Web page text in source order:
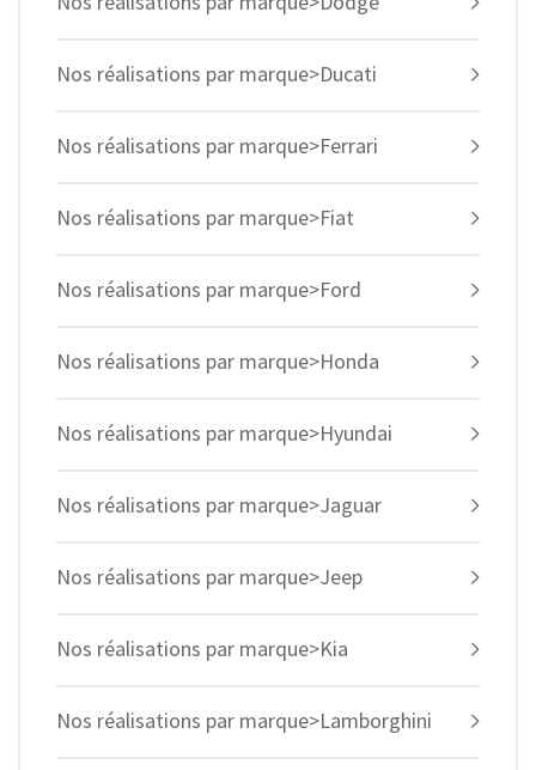
Nos réalisations par marque>Ducati
Nos réalisations par marque>Ferrari
Nos réalisations par marque>Fiat
Nos réalisations par marque>Ford
Nos réalisations par marque>Honda
Nos réalisations par marque>Hyundai
Nos réalisations par marque>Jaguar
Nos réalisations par marque>Jeep
Nos réalisations par marque>Kia
Nos réalisations par marque>Lamborghini